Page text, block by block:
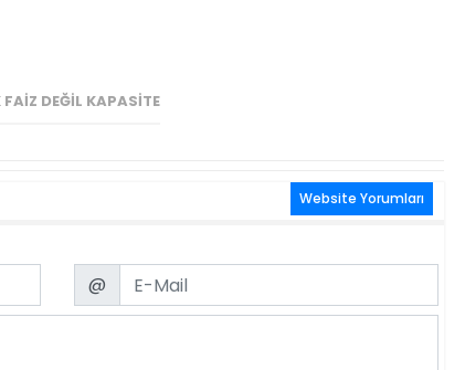
FAIZ DEĞIL KAPASITE
Website Yorumları
Email
@